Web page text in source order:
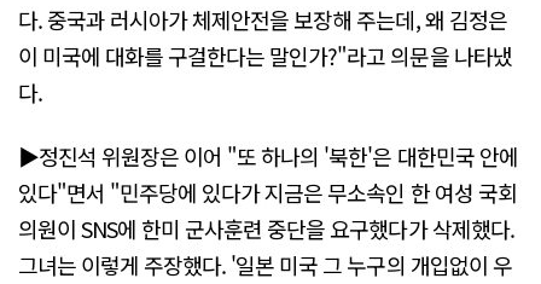
다. 중국과 러시아가 체제안전을 보장해 주는데, 왜 김정은
이 미국에 대화를 구걸한다는 말인가?"라고 의문을 나타냈
다.
▶정진석 위원장은 이어 "또 하나의 '북한'은 대한민국 안에
있다"면서 "민주당에 있다가 지금은 무소속인 한 여성 국회
의원이 SNS에 한미 군사훈련 중단을 요구했다가 삭제했다.
그녀는 이렇게 주장했다. '일본 미국 그 누구의 개입없이 우